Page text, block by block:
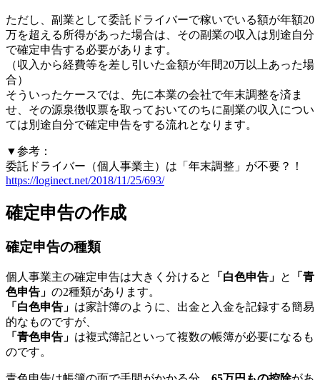
ただし、副業として委託ドライバーで稼いでいる額が年額20
万を超える所得があった場合は、その副業の収入は別途自分
で確定申告する必要があります。
（収入から経費等を差し引いた金額が年間20万以上あった場
合）
そういったケースでは、先に本業の会社で年末調整を済ま
せ、その源泉徴収票を取っておいてのちに副業の収入につい
ては別途自分で確定申告をする流れとなります。
▼参考：
委託ドライバー（個人事業主）は「年末調整」が不要？！
https://loginect.net/2018/11/25/693/
確定申告の作成
確定申告の種類
個人事業主の確定申告は大きく分けると 「白色申告」 と
「青
色申告」 の2種類があります。
「白色申告」 は家計簿のように、出金と入金を記録する簡易
的なものですが、
「青色申告」 は複式簿記といって複数の帳簿が必要になるも
のです。